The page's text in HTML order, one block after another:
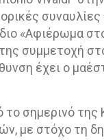
«Αφιέρωμα
συμμετοχή
έχει ο
σημερινό της
με στόχο τη